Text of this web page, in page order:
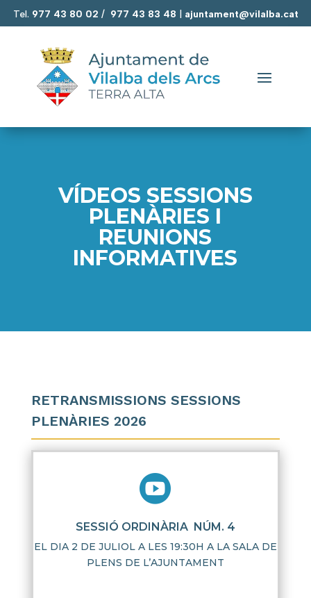
Tel. 977 43 80 02 / 977 43 83 48 ajuntament@vilalba.cat
VÍDEOS SESSIONS
PLENÀRIES I
REUNIONS
INFORMATIVES
RETRANSMISSIONS SESSIONS
PLENÀRIES 2026

SESSIÓ ORDINÀRIA NÚM. 4
EL DIA 2 DE JULIOL A LES 19:30H A LA SALA DE
PLENS DE L’AJUNTAMENT